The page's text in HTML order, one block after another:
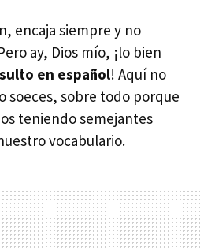
encaja siempre y no
ay, Dios mío, ¡lo bien
en español! Aquí no
soeces, sobre todo porque
teniendo semejantes
vocabulario.